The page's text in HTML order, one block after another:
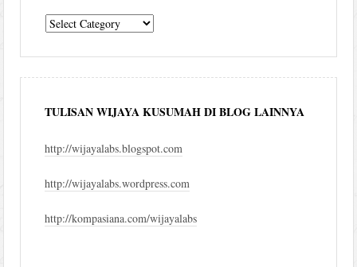
komentar
TULISAN WIJAYA KUSUMAH DI BLOG LAINNYA
http://wijayalabs.blogspot.com
http://wijayalabs.wordpress.com
http://kompasiana.com/wijayalabs